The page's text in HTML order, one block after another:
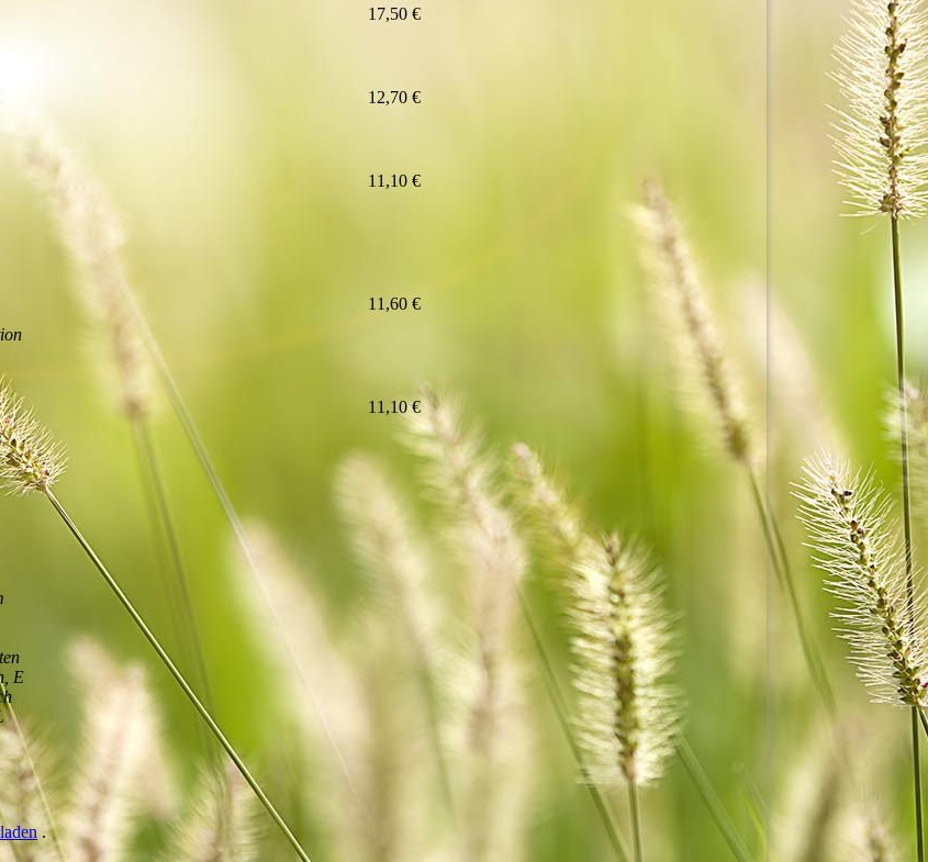
17,50 €
12,70 €
11,10 €
11,60 €
11,10 €
E
.